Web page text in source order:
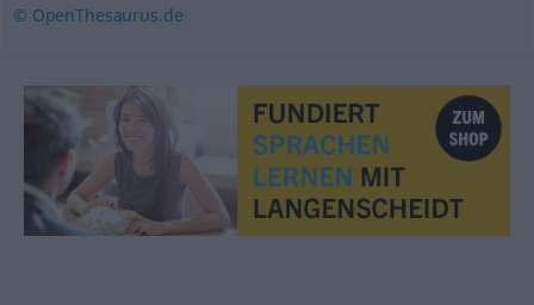
© OpenThesaurus.de